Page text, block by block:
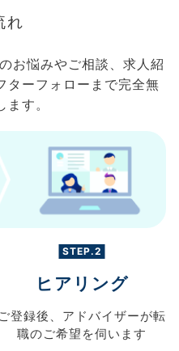
れ
お悩みやご相談、求人紹
ターフォローまで完全無
す。
STEP.2
ヒアリング
ご登録後、 アドバイザーが転
職のご希望を伺います